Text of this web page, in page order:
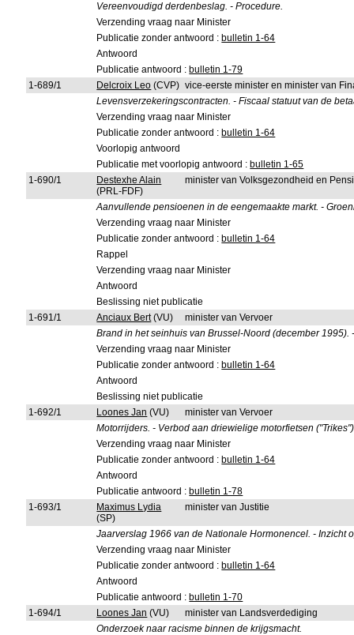
Vereenvoudigd derdenbeslag. - Procedure.
Verzending vraag naar Minister
Publicatie zonder antwoord : bulletin 1-64
Antwoord
Publicatie antwoord : bulletin 1-79
1-689/1
Delcroix Leo (CVP) vice-eerste minister en minister van
Levensverzekeringscontracten. - Fiscaal statuut van de
Verzending vraag naar Minister
Publicatie zonder antwoord : bulletin 1-64
Voorlopig antwoord
Publicatie met voorlopig antwoord : bulletin 1-65
1-690/1
Destexhe Alain
(PRL-FDF)
minister van Volksgezondheid en
Aanvullende pensioenen in de eengemaakte markt. -
Verzending vraag naar Minister
Publicatie zonder antwoord : bulletin 1-64
Rappel
Verzending vraag naar Minister
Antwoord
Beslissing niet publicatie
1-691/1
Anciaux Bert(VU)
minister van Vervoer
Brand in het seinhuis van Brussel-Noord (december 1995).
Verzending vraag naar Minister
Publicatie zonder antwoord : bulletin 1-64
Antwoord
Beslissing niet publicatie
1-692/1
Loones Jan (VU)
minister van Vervoer
Motorrijders. - Verbod aan driewielige motorfietsen
Verzending vraag naar Minister
Publicatie zonder antwoord : bulletin 1-64
Antwoord
Publicatie antwoord : bulletin 1-78
1-693/1
Maximus Lydia
(SP)
minister van Justitie
Jaarverslag 1966 van de Nationale Hormonencel. - Inzicht
Verzending vraag naar Minister
Publicatie zonder antwoord : bulletin 1-64
Antwoord
Publicatie antwoord : bulletin 1-70
1-694/1
Loones Jan (VU)
minister van Landsverdediging
Onderzoek naar racisme binnen de krijgsmacht.